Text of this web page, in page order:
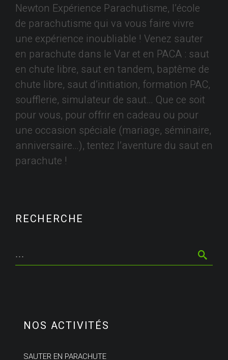
Newton Expérience Parachutisme, l’école
de parachutisme qui va vous faire vivre
une expérience inoubliable ! Venez sauter
en parachute dans le Var et en PACA : saut
en chute libre, saut en tandem, baptême de
chute libre, saut d’initiation, formation PAC,
soufflerie, simulateur de saut… Que ce soit
pour vous, pour offrir en cadeau ou pour
une occasion spéciale (mariage, séminaire,
anniversaire…), tentez l’aventure du saut en
parachute !
RECHERCHE
NOS ACTIVITÉS
SAUTER EN PARACHUTE